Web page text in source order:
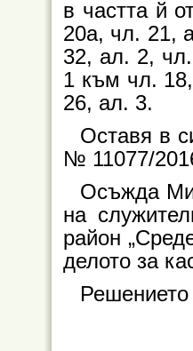
в частта й
20а, чл. 21,
32, ал. 2,
1 към чл.
26, ал. 3.
Оставя в
№ 11077/
Осъжда
на
район
делото за
Решението